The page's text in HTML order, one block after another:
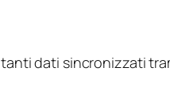
tanti dati sincronizzati